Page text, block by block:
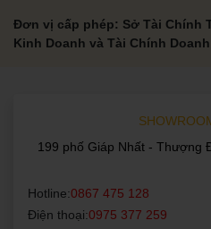
Đơn vị cấp phép: Sở Tài Chính
Kinh Doanh và Tài Chính
199 phố Giáp Nhất - Thượng
Hotline:0867 475 128
Điện thoại:0975 377 259